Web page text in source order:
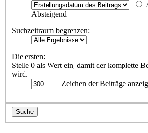
Absteigend
Suchzeitraum begrenzen:
Die ersten:
Stelle 0 als Wert ein, damit der komplette
wird.
Zeichen der Beiträge